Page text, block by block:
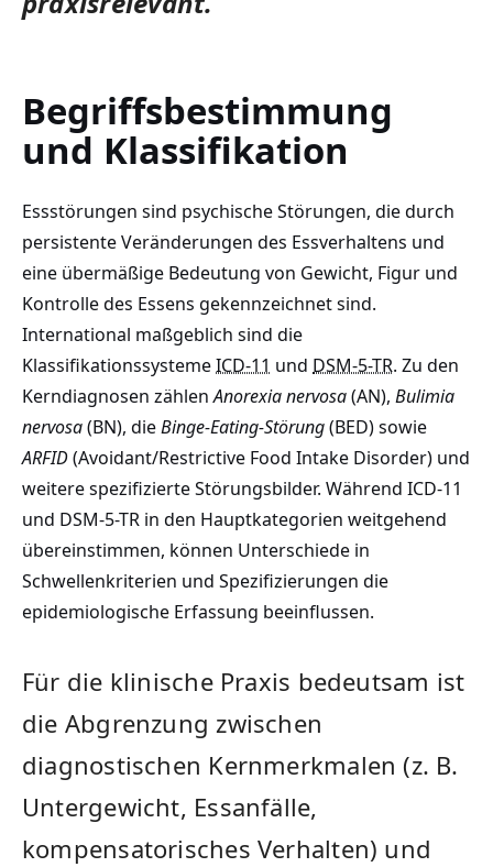
Begriffsbestimmung
und Klassifikation
Essstörungen sind psychische Störungen, die durch
persistente Veränderungen des Essverhaltens und
eine übermäßige Bedeutung von Gewicht, Figur und
Kontrolle des Essens gekennzeichnet sind.
International maßgeblich sind die
KlassifikationssystemeICD-11 und DSM-5-TR. Zu den
Kerndiagnosen zählenAnorexia nervosa(AN), Bulimia
nervosa(BN), dieBinge-Eating-Störung(BED) sowie
ARFID(Avoidant/Restrictive Food Intake Disorder) und
weitere spezifizierte Störungsbilder. Während ICD-11
und DSM-5-TR in den Hauptkategorien weitgehend
übereinstimmen, können Unterschiede in
Schwellenkriterien und Spezifizierungen die
epidemiologische Erfassung beeinflussen.
Für die klinische Praxis bedeutsam ist
die Abgrenzung zwischen
diagnostischen Kernmerkmalen (z. B.
Untergewicht, Essanfälle,
kompensatorisches Verhalten) und